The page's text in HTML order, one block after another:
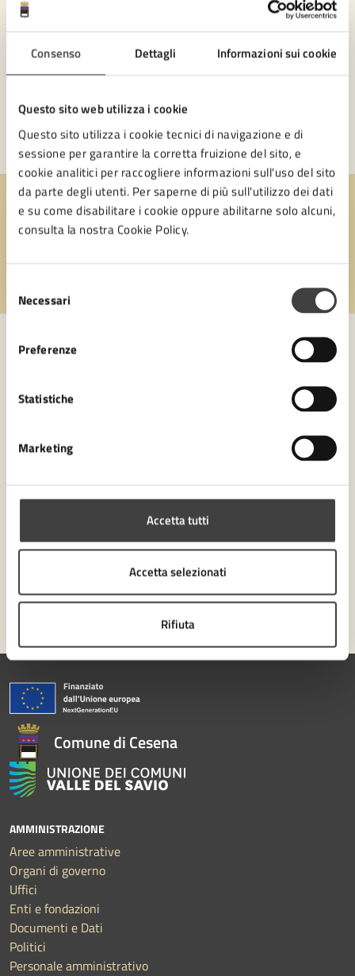
Consenso Dettagli Informazioni sui cookie
Questo sito web utilizza i cookie
Questo sito utilizza i cookie tecnici di navigazione e di
sessione per garantire la corretta fruizione del sito, e
cookie analitici per raccogliere informazioni sull'uso del sito
da parte degli utenti. Per saperne di più sull'utilizzo dei dati
e su come disabilitare i cookie oppure abilitarne solo alcuni,
consulta la nostra Cookie Policy.
delNecessari
Preferenze
Statistiche
Marketing
Accetta tutti
Accetta selezionati
Rifiuta
Settore entrate tributarie e servizi economico finanziari
Settore Servizi amministrativi, Partecipazione e Patrimonio
VAI ALL’AREA AMMINISTRATIVA
Quanto sono chiare le informazioni su questa
pagina?
Valuta 3 stelle su 5
Valuta 2 stelle su 5
Valuta 1 stelle su 5
Richiedi assistenza
Prenota appuntamento
Problemi in città
Comune di Cesena
AMMINISTRAZIONE
Aree amministrative
Organi di governo
Uffici
Enti e fondazioni
Documenti e Dati
Politici
Personale amministrativo